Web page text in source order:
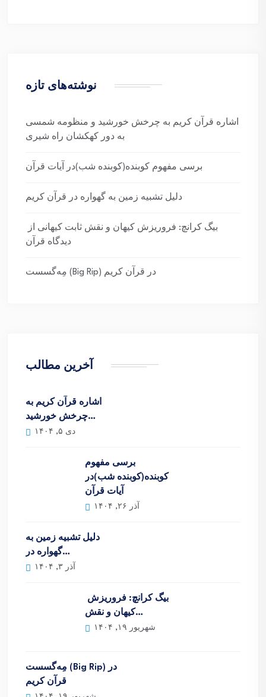
نوشته‌های تازه
اشاره قرآن کریم به چرخش خورشید و منظومه شمسی
به دور کهکشان راه شیری
برسی مفهوم کوبنده(کوبنده شب)در آیات قرآن
دلیل تشبیه زمین به گهواره در قرآن کریم
دیدگاه قرآن
مِه‌گسست (Big Rip) در قرآن کریم
آخرین مطالب
اشاره قرآن کریم به
چرخش خورشید…
دی ۵, ۱۴۰۴
برسی مفهوم
کوبنده(کوبنده شب)در
آیات قرآن
آذر ۲۶, ۱۴۰۴
دلیل تشبیه زمین به
گهواره در…
آذر ۳, ۱۴۰۴
کیهان و نقش…
شهریور ۱۹, ۱۴۰۴
مِه‌گسست (Big Rip) در
قرآن کریم